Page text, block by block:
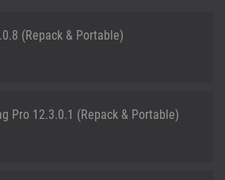
(Repack & Portable)
Pro 12.3.0.1 (Repack & Portable)